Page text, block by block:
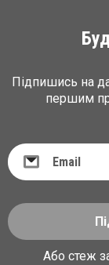
Підпишись на
першим
Або стеж